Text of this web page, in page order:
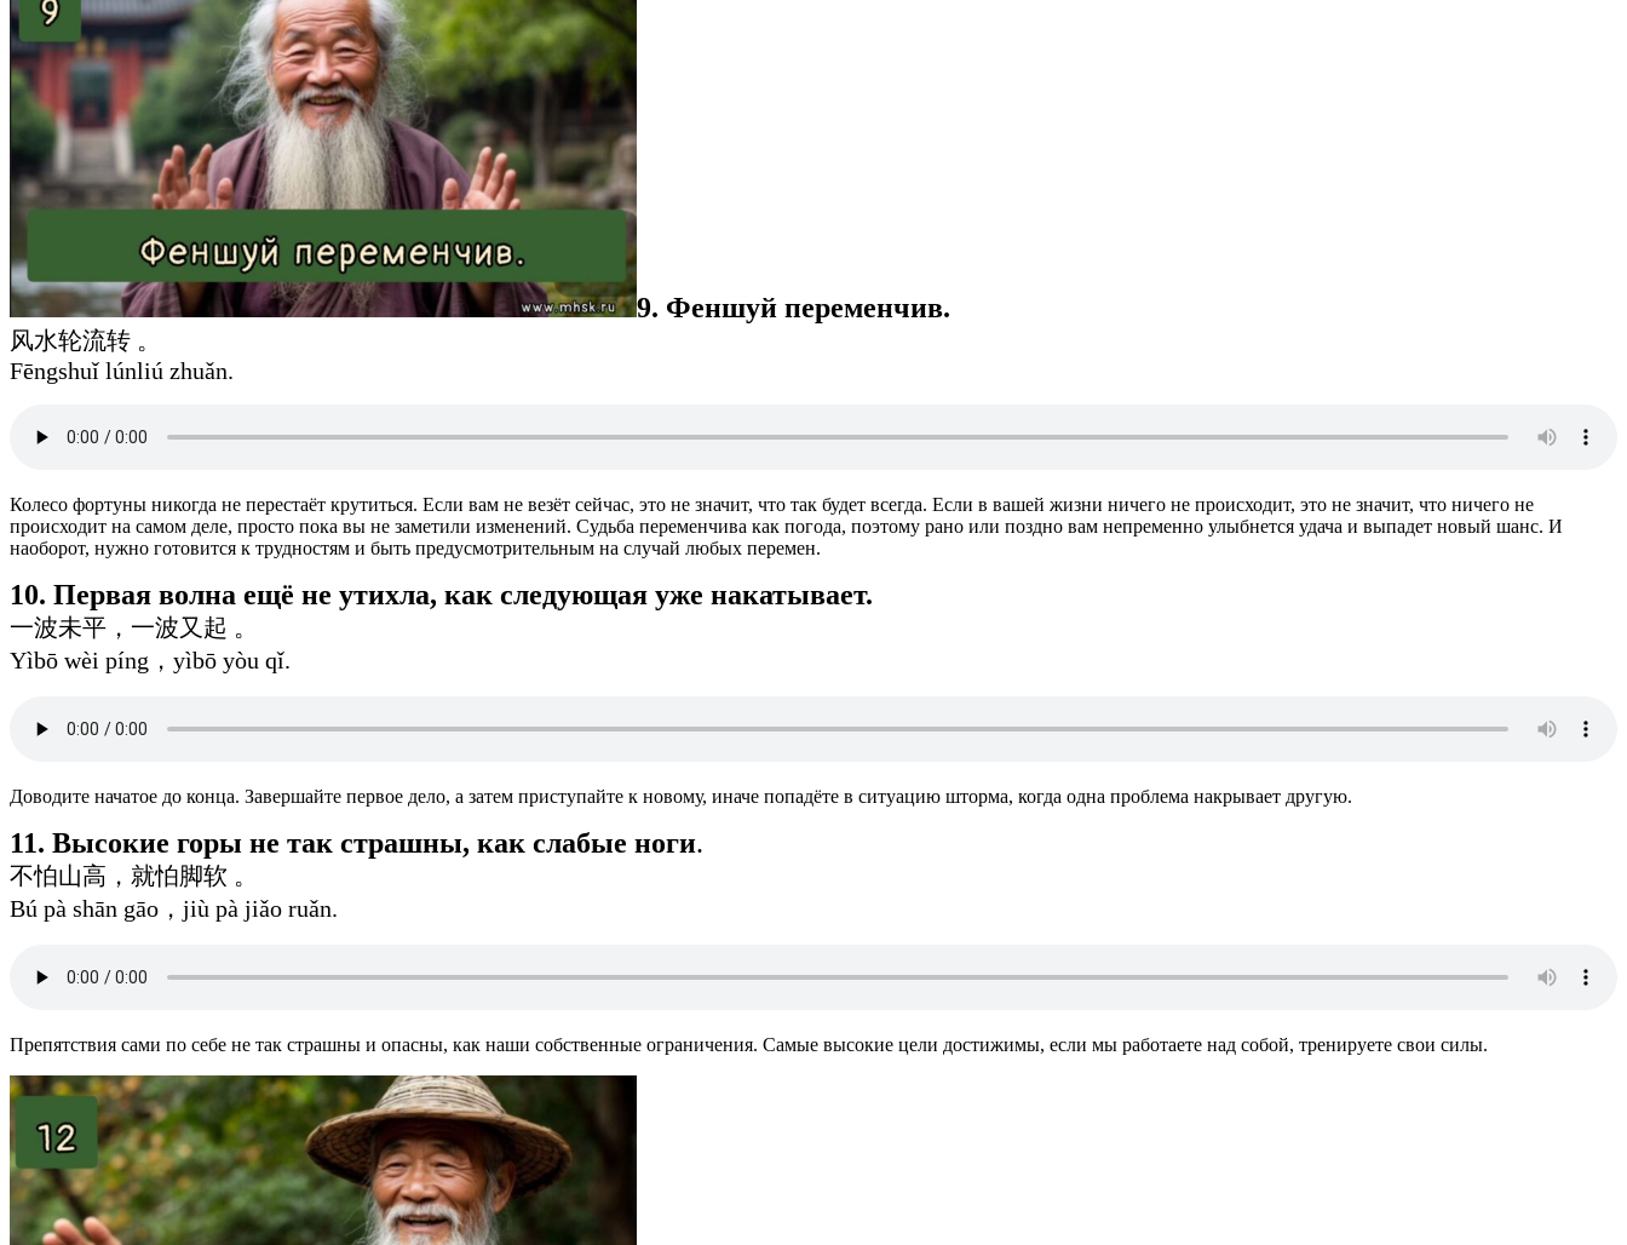
9. Феншуй переменчив.
风水轮流转 。
Fēngshuǐ lúnliú zhuǎn.
Колесо фортуны никогда не перестаёт крутиться. Если вам не везёт сейчас, это не значит, что так будет всегда. Если в вашей жизни ничего не происходит, это не значит, что ничего не
происходит на самом деле, просто пока вы не заметили изменений. Судьба переменчива как погода, поэтому рано или поздно вам непременно улыбнется удача и выпадет новый шанс. И
наоборот, нужно готовится к трудностям и быть предусмотрительным на случай любых перемен.
10. Первая волна ещё не утихла, как следующая уже накатывает.
一波未平，一波又起 。
Yìbō wèi píng，yìbō yòu qǐ.
Доводите начатое до конца. Завершайте первое дело, а затем приступайте к новому, иначе попадёте в ситуацию шторма, когда одна проблема накрывает другую.
11. Высокие горы не так страшны, как слабые ноги.
不怕山高，就怕脚软 。
Bú pà shān gāo，jiù pà jiǎo ruǎn.
Препятствия сами по себе не так страшны и опасны, как наши собственные ограничения. Самые высокие цели достижимы, если мы работаете над собой, тренируете свои силы.